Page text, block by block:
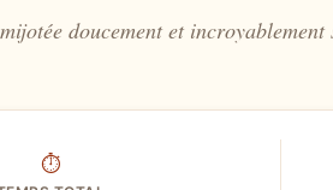
doucement et
⏱